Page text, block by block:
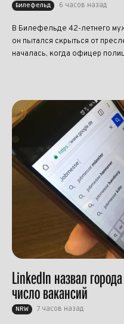
Билефельд 6 часов назад
В Билефельде 42-летнего
он пытался скрыться от
началась, когда офицер
LinkedIn назвал
число вакансий
NRW 7 часов назад